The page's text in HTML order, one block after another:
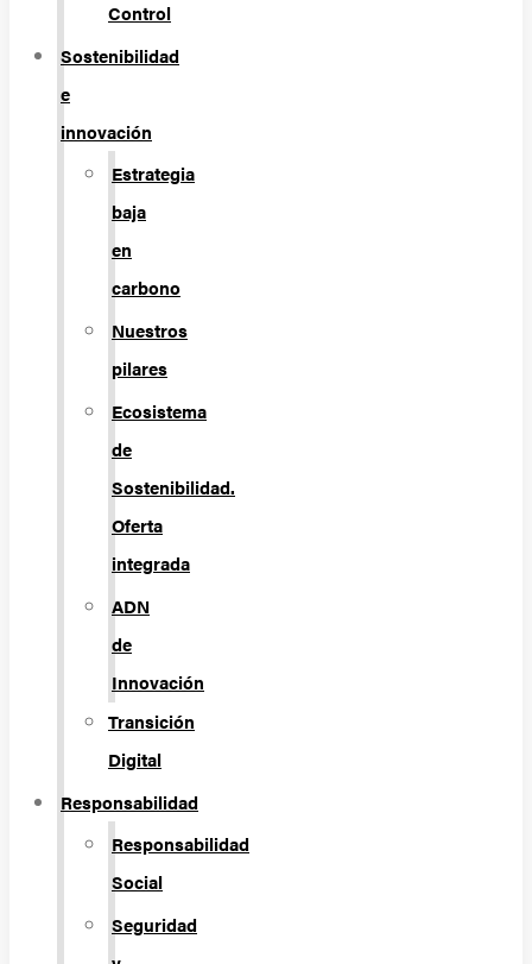
Control
Sostenibilidad
e
innovación
Estrategia
baja
en
carbono
Nuestros
pilares
Ecosistema
de
Sostenibilidad.
Oferta
integrada
ADN
de
Innovación
Transición
Digital
Responsabilidad
Responsabilidad
Social
Seguridad